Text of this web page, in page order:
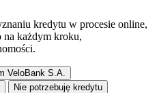
kredytu w procesie online,
na każdym kroku,
VeloBank S.A.
Nie potrzebuję kredytu